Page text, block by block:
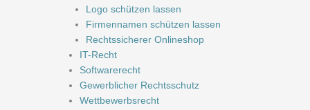
Logo schützen lassen
Firmennamen schützen lassen
Rechtssicherer Onlineshop
IT-Recht
Softwarerecht
Gewerblicher Rechtsschutz
Wettbewerbsrecht